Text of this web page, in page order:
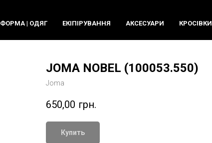
ФОРМА | ОДЯГ ЕКIПIРУВАННЯ АКСЕСУАРИ КРОСIВКИ
JOMA NOBEL (100053.550)
Joma
650,00 грн.
Купить